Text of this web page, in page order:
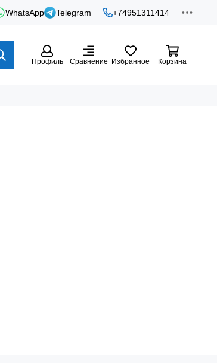
WhatsApp Telegram +74951311414
Профиль Сравнение Избранное Корзина